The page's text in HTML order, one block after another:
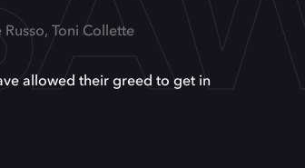
Toni Collette
allowed their greed to get in